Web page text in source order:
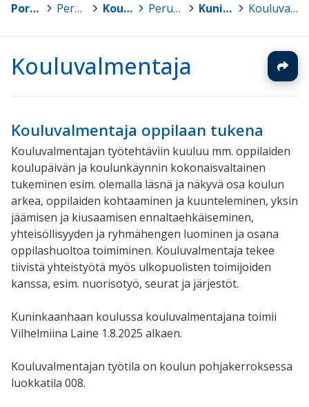
Porin kaupunki > Perusopetus > Koulujen kotisivut > Peruskoulut, luokat 7-9 > Kuninkaanhaan koulu > Kouluvalmentaja
Kouluvalmentaja
Kouluvalmentaja oppilaan tukena
Kouluvalmentajan työtehtäviin kuuluu mm. oppilaiden
koulupäivän ja koulunkäynnin kokonaisvaltainen
tukeminen esim. olemalla läsnä ja näkyvä osa koulun
arkea, oppilaiden kohtaaminen ja kuunteleminen, yksin
jäämisen ja kiusaamisen ennaltaehkäiseminen,
yhteisöllisyyden ja ryhmähengen luominen ja osana
oppilashuoltoa toimiminen. Kouluvalmentaja tekee
tiivistä yhteistyötä myös ulkopuolisten toimijoiden
kanssa, esim. nuorisotyö, seurat ja järjestöt.
Kuninkaanhaan koulussa kouluvalmentajana toimii
Vilhelmiina Laine 1.8.2025 alkaen.
Kouluvalmentajan työtila on koulun pohjakerroksessa
luokkatila 008.